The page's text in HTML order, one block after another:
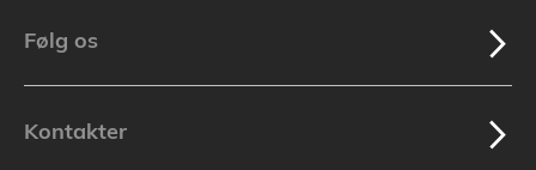
Følg os
Kontakter